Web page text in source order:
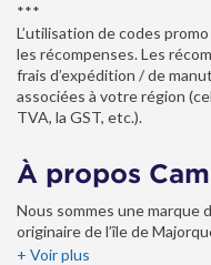
***
L’utilisation de codes
les récompenses. Les
frais d’expédition / de
associées à votre région
TVA, la GST, etc.).
À propos
Nous sommes une marque
originaire de l’île de
+ Voir plus